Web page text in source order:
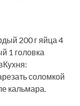
200 г яйца 4
1 головка
соломкой
кальмара.